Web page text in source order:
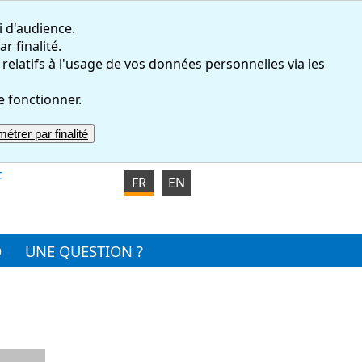
finalité.
à l'usage de vos données personnelles via les
fonctionner.
par finalité
FR EN
UNE QUESTION ?